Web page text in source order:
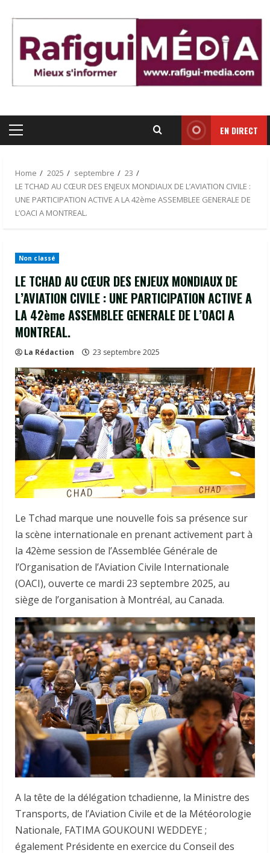
content
Primary
EN DIRECT
Home 2025 septembre
23
LE TCHAD AU CŒUR DES ENJEUX MONDIAUX DE L’AVIATION CIVILE :
UNE PARTICIPATION ACTIVE A LA 42ème ASSEMBLEE GENERALE DE
L’OACI A MONTREAL.
Non classé
LE TCHAD AU CŒUR DES ENJEUX MONDIAUX DE
L’AVIATION CIVILE : UNE PARTICIPATION ACTIVE A
LA 42ème ASSEMBLEE GENERALE DE L’OACI A
MONTREAL.
La Rédaction 23 septembre 2025
Le Tchad marque une nouvelle fois sa présence sur
la scène internationale en prenant activement part à
la 42ème session de l’Assemblée Générale de
l’Organisation de l’Aviation Civile Internationale
(OACI), ouverte ce mardi 23 septembre 2025, au
siège de l’organisation à Montréal, au Canada.
A la tête de la délégation tchadienne, la Ministre des
Transports, de l’Aviation Civile et de la Météorologie
Nationale, FATIMA GOUKOUNI WEDDEYE ;
également Présidente en exercice du Conseil des